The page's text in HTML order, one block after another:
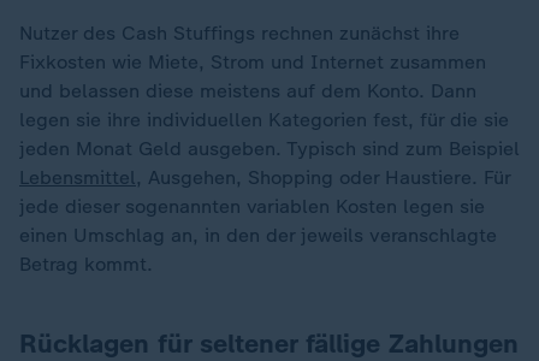
Nutzer des Cash Stuffings rechnen zunächst ihre
Fixkosten wie Miete, Strom und Internet zusammen
und belassen diese meistens auf dem Konto. Dann
legen sie ihre individuellen Kategorien fest, für die sie
jeden Monat Geld ausgeben. Typisch sind zum Beispiel
Lebensmittel, Ausgehen, Shopping oder Haustiere. Für
jede dieser sogenannten variablen Kosten legen sie
einen Umschlag an, in den der jeweils veranschlagte
Betrag kommt.
Rücklagen für seltener fällige Zahlungen